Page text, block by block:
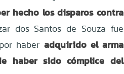
hecho los disparos contra
dos Santos de Souza fue
haberadquirido el arma
haber sido cómplice del